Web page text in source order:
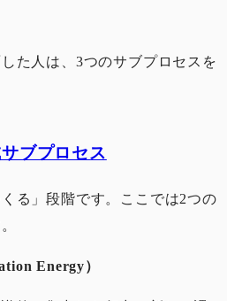
た人は、3つのサブプロセスを
ブプロセス
る」段階です。ここでは2つの
Energy）